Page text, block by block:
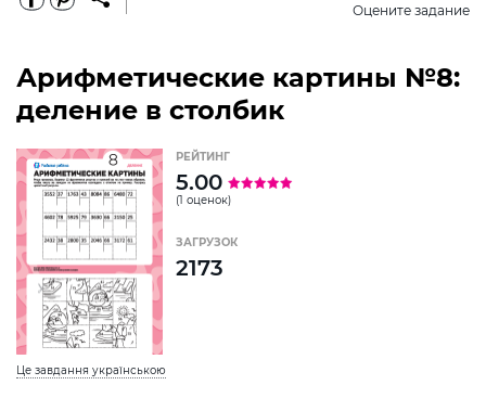
Оцените задание
Арифметические картины №8:
деление в столбик
Це завдання українською
РЕЙТИНГ
5.00
(1 оценок)
ЗАГРУЗОК
2173